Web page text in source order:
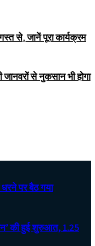
से, जानें पूरा कार्यक्रम
से नुकसान भी होगा
पर बैठ गया
की हुई शुरुआत, 1.25